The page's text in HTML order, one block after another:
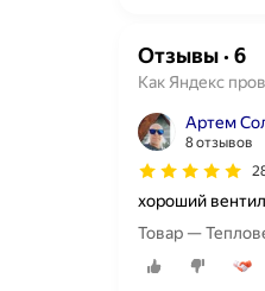
Отзывы· 6
Как Яндекс
Артем
8 отзывов
хороший
Товар —